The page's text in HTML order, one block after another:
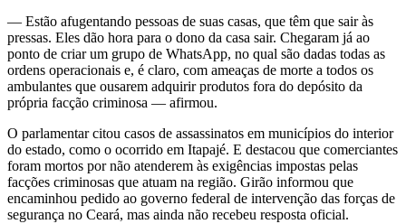
— Estão afugentando pessoas de suas casas, que têm que sair às
pressas. Eles dão hora para o dono da casa sair. Chegaram já ao
ponto de criar um grupo de WhatsApp, no qual são dadas todas as
ordens operacionais e, é claro, com ameaças de morte a todos os
ambulantes que ousarem adquirir produtos fora do depósito da
própria facção criminosa — afirmou.
O parlamentar citou casos de assassinatos em municípios do interior
do estado, como o ocorrido em Itapajé. E destacou que comerciantes
foram mortos por não atenderem às exigências impostas pelas
facções criminosas que atuam na região. Girão informou que
encaminhou pedido ao governo federal de intervenção das forças de
segurança no Ceará, mas ainda não recebeu resposta oficial.